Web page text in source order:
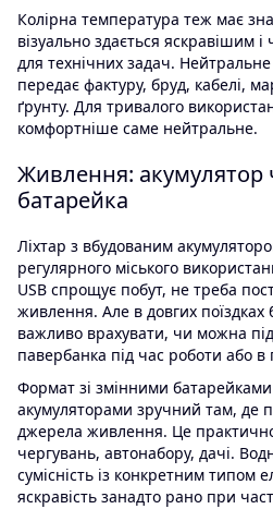
Колірна температура теж має
візуально здається яскравішим
для технічних задач.
передає фактуру, бруд, кабелі,
ґрунту. Для тривалого
комфортніше саме нейтральне.
Живлення: акумулятор
батарейка
Ліхтар з вбудованим
регулярного міського
USB спрощує побут, не треба
живлення. Але в довгих поїздках
важливо врахувати, чи можна
павербанка під час роботи або в
Формат зі змінними
акумуляторами зручний там, де
джерела живлення. Це
чергувань, автонабору, дачі.
сумісність із конкретним типом
яскравість занадто рано при